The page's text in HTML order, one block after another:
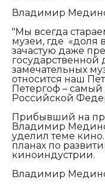
Владимир
"Мы всегда
музеи, где «доля
зачастую даже
государственной
замечательных
относится наш
Петергоф –
Российской
Прибывший на
Владимир
уделил теме кино.
планах по
киноиндустрии.
Владимир